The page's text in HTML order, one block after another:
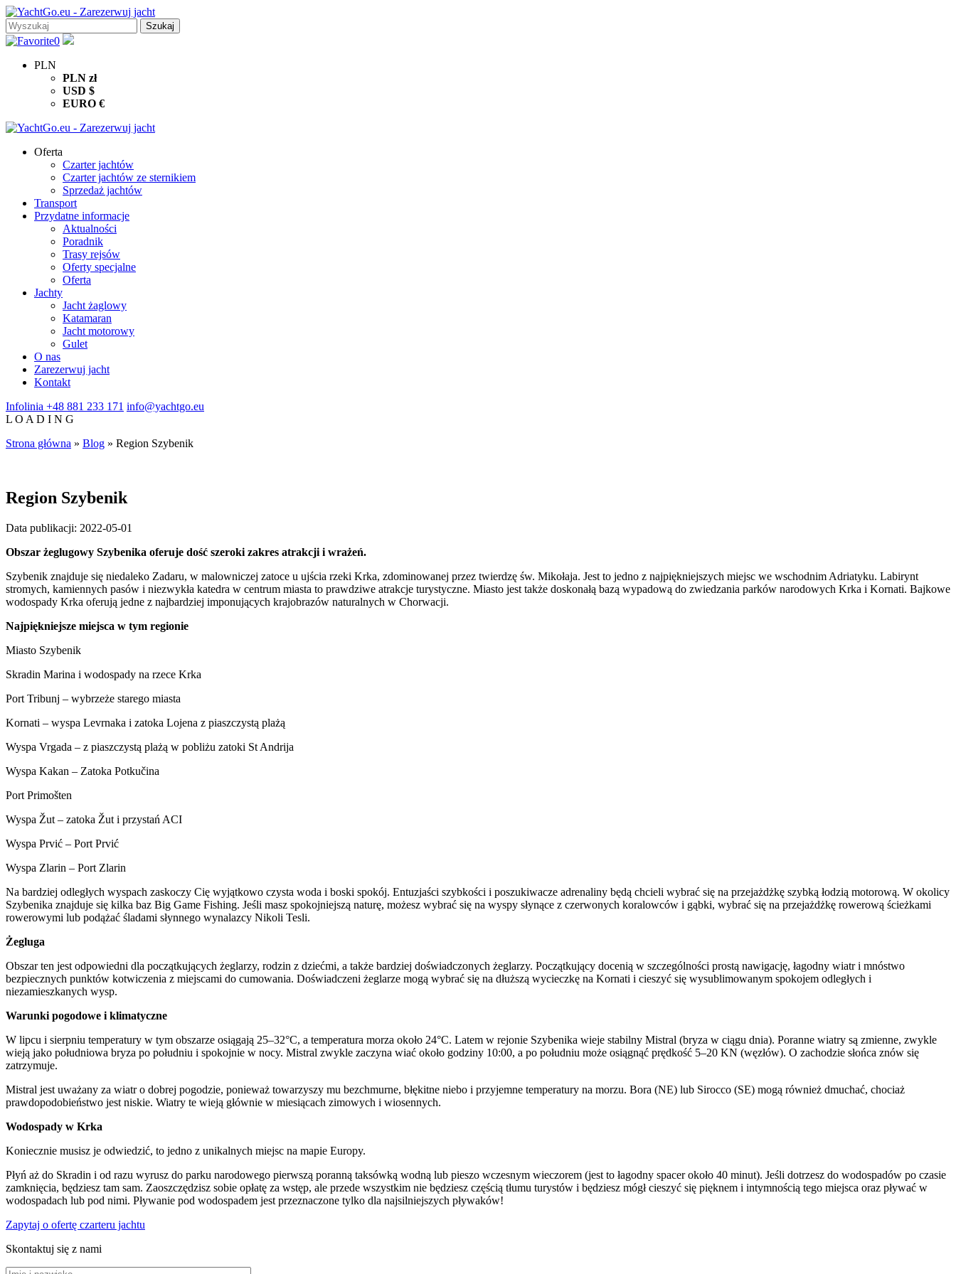
0
PLN
PLN zł
USD $
EURO €
Oferta
Czarter jachtów
Czarter jachtów ze sternikiem
Sprzedaż jachtów
Transport
Przydatne informacje
Aktualności
Poradnik
Trasy rejsów
Oferty specjalne
Oferta
Jachty
Jacht żaglowy
Katamaran
Jacht motorowy
Gulet
O nas
Zarezerwuj jacht
Kontakt
Infolinia +48 881 233 171 info@yachtgo.eu
L O A D I N G
Strona główna » Blog » Region Szybenik
Region Szybenik
Data publikacji: 2022-05-01
Obszar żeglugowy Szybenika oferuje dość szeroki zakres atrakcji i wrażeń.
Szybenik znajduje się niedaleko Zadaru, w malowniczej zatoce u ujścia rzeki Krka, zdominowanej przez twierdzę św. Mikołaja. Jest to jedno z najpiękniejszych miejsc we wschodnim Adriatyku. Labirynt
stromych, kamiennych pasów i niezwykła katedra w centrum miasta to prawdziwe atrakcje turystyczne. Miasto jest także doskonałą bazą wypadową do zwiedzania parków narodowych Krka i Kornati. Bajkowe
wodospady Krka oferują jedne z najbardziej imponujących krajobrazów naturalnych w Chorwacji.
Najpiękniejsze miejsca w tym regionie
Miasto Szybenik
Skradin Marina i wodospady na rzece Krka
Port Tribunj – wybrzeże starego miasta
Kornati – wyspa Levrnaka i zatoka Lojena z piaszczystą plażą
Wyspa Vrgada – z piaszczystą plażą w pobliżu zatoki St Andrija
Wyspa Kakan – Zatoka Potkučina
Port Primošten
Wyspa Žut – zatoka Žut i przystań ACI
Wyspa Prvić – Port Prvić
Wyspa Zlarin – Port Zlarin
Na bardziej odległych wyspach zaskoczy Cię wyjątkowo czysta woda i boski spokój. Entuzjaści szybkości i poszukiwacze adrenaliny będą chcieli wybrać się na przejażdżkę szybką łodzią motorową. W okolicy
Szybenika znajduje się kilka baz Big Game Fishing. Jeśli masz spokojniejszą naturę, możesz wybrać się na wyspy słynące z czerwonych koralowców i gąbki, wybrać się na przejażdżkę rowerową ścieżkami
rowerowymi lub podążać śladami słynnego wynalazcy Nikoli Tesli.
Żegluga
Obszar ten jest odpowiedni dla początkujących żeglarzy, rodzin z dziećmi, a także bardziej doświadczonych żeglarzy. Początkujący docenią w szczególności prostą nawigację, łagodny wiatr i mnóstwo
bezpiecznych punktów kotwiczenia z miejscami do cumowania. Doświadczeni żeglarze mogą wybrać się na dłuższą wycieczkę na Kornati i cieszyć się wysublimowanym spokojem odległych i
niezamieszkanych wysp.
Warunki pogodowe i klimatyczne
W lipcu i sierpniu temperatury w tym obszarze osiągają 25–32°C, a temperatura morza około 24°C. Latem w rejonie Szybenika wieje stabilny Mistral (bryza w ciągu dnia). Poranne wiatry są zmienne, zwykle
wieją jako południowa bryza po południu i spokojnie w nocy. Mistral zwykle zaczyna wiać około godziny 10:00, a po południu może osiągnąć prędkość 5–20 KN (węzłów). O zachodzie słońca znów się
zatrzymuje.
Mistral jest uważany za wiatr o dobrej pogodzie, ponieważ towarzyszy mu bezchmurne, błękitne niebo i przyjemne temperatury na morzu. Bora (NE) lub Sirocco (SE) mogą również dmuchać, chociaż
prawdopodobieństwo jest niskie. Wiatry te wieją głównie w miesiącach zimowych i wiosennych.
Wodospady w Krka
Koniecznie musisz je odwiedzić, to jedno z unikalnych miejsc na mapie Europy.
Płyń aż do Skradin i od razu wyrusz do parku narodowego pierwszą poranną taksówką wodną lub pieszo wczesnym wieczorem (jest to łagodny spacer około 40 minut). Jeśli dotrzesz do wodospadów po czasie
zamknięcia, będziesz tam sam. Zaoszczędzisz sobie opłatę za wstęp, ale przede wszystkim nie będziesz częścią tłumu turystów i będziesz mógł cieszyć się pięknem i intymnością tego miejsca oraz pływać w
wodospadach lub pod nimi. Pływanie pod wodospadem jest przeznaczone tylko dla najsilniejszych pływaków!
Zapytaj o ofertę czarteru jachtu
Skontaktuj się z nami